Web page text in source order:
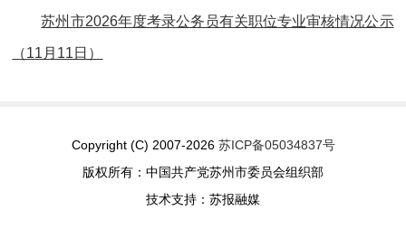
苏州市2026年度考录公务员有关职位专业审核情况公示
（11月11日）
Copyright (C) 2007-2026 苏ICP备05034837号
版权所有：中国共产党苏州市委员会组织部
技术支持：苏报融媒